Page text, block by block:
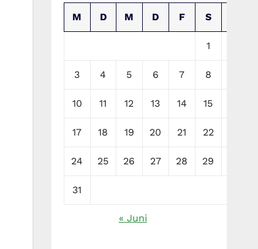
M D M D F S
1
3 4 5 6 7 8
10 11 12 13 14 15
17 18 19 20 21 22
24 25 26 27 28 29
31
« Juni